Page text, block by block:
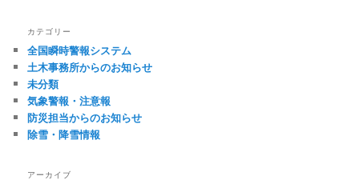
カテゴリー
全国瞬時警報システム
土木事務所からのお知らせ
未分類
気象警報・注意報
防災担当からのお知らせ
除雪・降雪情報
アーカイブ